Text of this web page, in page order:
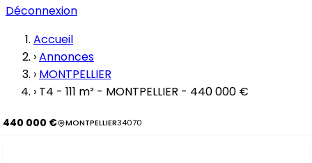
Déconnexion
Accueil
›Annonces
› MONTPELLIER
› T4 - 111 m² - MONTPELLIER - 440 000 €
440 000 € MONTPELLIER34070